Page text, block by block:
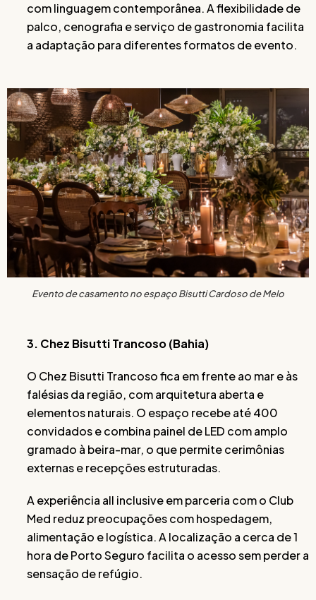
com linguagem contemporânea. A flexibilidade de
palco, cenografia e serviço de gastronomia facilita
a adaptação para diferentes formatos de evento.
Evento de casamento no espaço Bisutti Cardoso de Melo
3. Chez Bisutti Trancoso (Bahia)
O Chez Bisutti Trancoso fica em frente ao mar e às
falésias da região, com arquitetura aberta e
elementos naturais. O espaço recebe até 400
convidados e combina painel de LED com amplo
gramado à beira-mar, o que permite cerimônias
externas e recepções estruturadas.
A experiência all inclusive em parceria com o Club
Med reduz preocupações com hospedagem,
alimentação e logística. A localização a cerca de 1
hora de Porto Seguro facilita o acesso sem perder a
sensação de refúgio.